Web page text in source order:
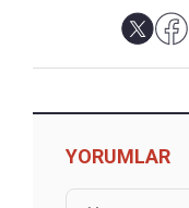
YORUMLAR